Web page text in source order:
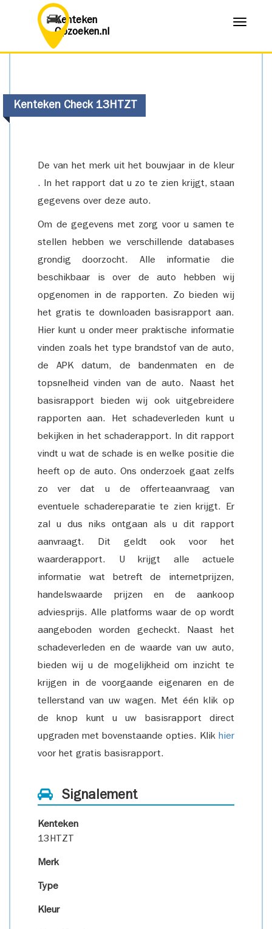
Kenteken
Opzoeken.nl
Menu
Kenteken Check 13HTZT
De van het merk uit het bouwjaar in de kleur
. In het rapport dat u zo te zien krijgt, staan
gegevens over deze auto.
Om de gegevens met zorg voor u samen te
stellen hebben we verschillende databases
grondig doorzocht. Alle informatie die
beschikbaar is over de auto hebben wij
opgenomen in de rapporten. Zo bieden wij
het gratis te downloaden basisrapport aan.
Hier kunt u onder meer praktische informatie
vinden zoals het type brandstof van de auto,
de APK datum, de bandenmaten en de
topsnelheid vinden van de auto. Naast het
basisrapport bieden wij ook uitgebreidere
rapporten aan. Het schadeverleden kunt u
bekijken in het schaderapport. In dit rapport
vindt u wat de schade is en welke positie die
heeft op de auto. Ons onderzoek gaat zelfs
zo ver dat u de offerteaanvraag van
eventuele schadereparatie te zien krijgt. Er
zal u dus niks ontgaan als u dit rapport
aanvraagt. Dit geldt ook voor het
waarderapport. U krijgt alle actuele
informatie wat betreft de internetprijzen,
handelswaarde prijzen en de aankoop
adviesprijs. Alle platforms waar de op wordt
aangeboden worden gecheckt. Naast het
schadeverleden en de waarde van uw auto,
bieden wij u de mogelijkheid om inzicht te
krijgen in de voorgaande eigenaren en de
tellerstand van uw wagen. Met één klik op
de knop kunt u uw basisrapport direct
upgraden met bovenstaande opties. Klik hier
voor het gratis basisrapport.
Signalement
Kenteken
13HTZT
Merk
Type
Kleur